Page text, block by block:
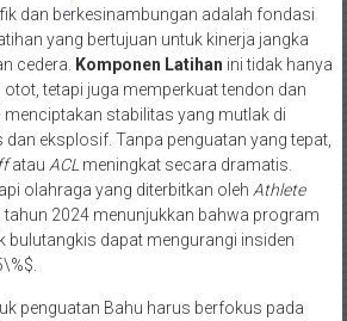
dan berkesinambungan adalah fondasi
yang bertujuan untuk kinerja jangka
cedera.
Komponen Latihan ini tidak hanya
tetapi juga memperkuat tendon dan
menciptakan stabilitas yang mutlak di
eksplosif. Tanpa penguatan yang tepat,
atau ACL meningkat secara dramatis.
olahraga yang diterbitkan oleh Athlete
2024 menunjukkan bahwa program
bulutangkis dapat mengurangi insiden
penguatan Bahu harus berfokus pada